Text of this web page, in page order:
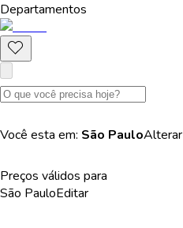
Departamentos
Você esta em: São PauloAlterar
Preços válidos para
São PauloEditar